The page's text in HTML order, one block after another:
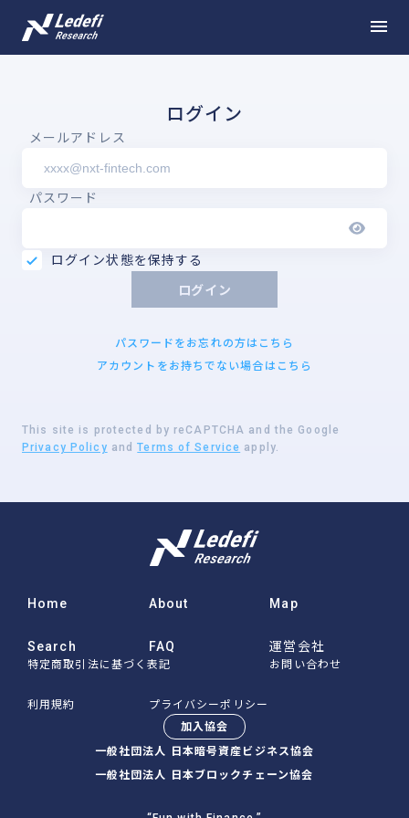
ログイン
メールアドレス
パスワード
ログイン状態を保持する
ログイン
パスワードをお忘れの方はこちら
アカウントをお持ちでない場合はこちら
This site is protected by reCAPTCHA and the Google
Privacy Policy and Terms of Service apply.
Home About Map
Search FAQ 運営会社
特定商取引法に基づく表記 お問い合わせ
利用規約
プライバシーポリシー
加入協会
一般社団法人 日本暗号資産ビジネス協会
一般社団法人 日本ブロックチェーン協会